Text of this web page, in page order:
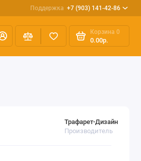
Поддержка +7 (903) 141-42-86
Корзина 0
0.00р.
Трафарет-Дизайн
Производитель